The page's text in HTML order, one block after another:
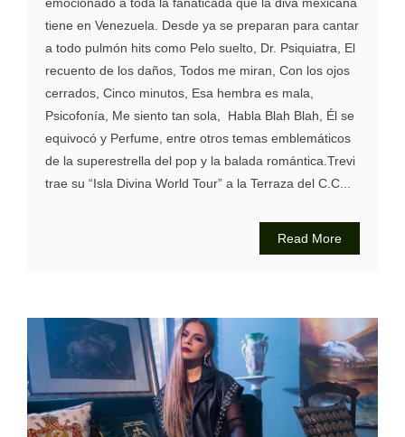
tiene en Venezuela. Desde ya se preparan para cantar
a todo pulmón hits como Pelo suelto, Dr. Psiquiatra, El
recuento de los daños, Todos me miran, Con los ojos
cerrados, Cinco minutos, Esa hembra es mala,
Psicofonía, Me siento tan sola, Habla Blah Blah, Él se
equivocó y Perfume, entre otros temas emblemáticos
de la superestrella del pop y la balada romántica.Trevi
trae su “Isla Divina World Tour” a la Terraza del C.C...
Read More